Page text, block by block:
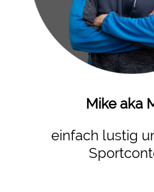
Mike aka
einfach lustig